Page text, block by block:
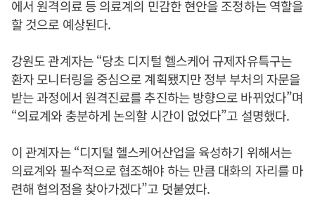
에서 원격의료 등 의료계의 민감한 현안을 조정하는 역할을
할 것으로 예상된다.
강원도 관계자는 “당초 디지털 헬스케어 규제자유특구는
환자 모니터링을 중심으로 계획됐지만 정부 부처의 자문을
받는 과정에서 원격진료를 추진하는 방향으로 바뀌었다”며
“의료계와 충분하게 논의할 시간이 없었다”고 설명했다.
이 관계자는 “디지털 헬스케어산업을 육성하기 위해서는
의료계와 필수적으로 협조해야 하는 만큼 대화의 자리를 마
련해 협의점을 찾아가겠다”고 덧붙였다.